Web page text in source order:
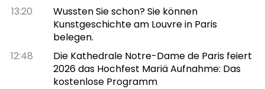
13:20
Wussten Sie schon? Sie können
Kunstgeschichte am Louvre in Paris
belegen.
12:48
Die Kathedrale Notre-Dame de Paris feiert
2026 das Hochfest Mariä Aufnahme: Das
kostenlose Programm